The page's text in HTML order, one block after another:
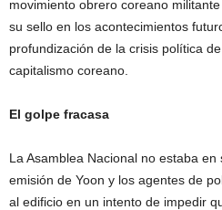
movimiento obrero coreano
su sello en los acontecimientos
profundización de la crisis política
capitalismo coreano.
El golpe fracasa
La Asamblea Nacional no estaba
emisión de Yoon y los agentes de
al edificio en un intento de impedir